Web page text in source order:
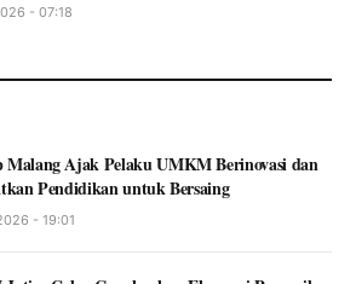
- 07:18
Malang Ajak Pelaku UMKM Berinovasi dan
Pendidikan untuk Bersaing
- 19:01